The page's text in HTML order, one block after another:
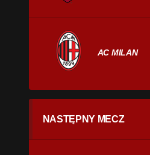
AC MILAN
0%
NASTĘPNY MECZ